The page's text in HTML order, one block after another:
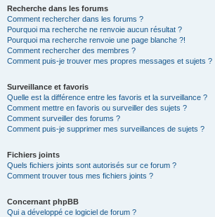
Recherche dans les forums
Comment rechercher dans les forums ?
Pourquoi ma recherche ne renvoie aucun résultat ?
Pourquoi ma recherche renvoie une page blanche ?!
Comment rechercher des membres ?
Comment puis-je trouver mes propres messages et sujets ?
Surveillance et favoris
Quelle est la différence entre les favoris et la surveillance ?
Comment mettre en favoris ou surveiller des sujets ?
Comment surveiller des forums ?
Comment puis-je supprimer mes surveillances de sujets ?
Fichiers joints
Quels fichiers joints sont autorisés sur ce forum ?
Comment trouver tous mes fichiers joints ?
Concernant phpBB
Qui a développé ce logiciel de forum ?